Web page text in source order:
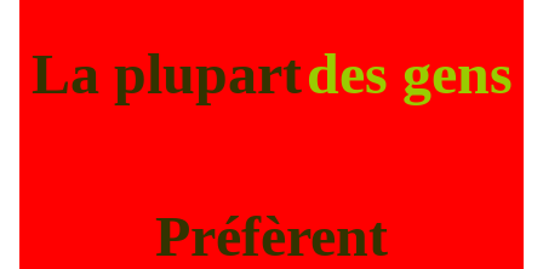
La plupartdes gens
Préfèrent